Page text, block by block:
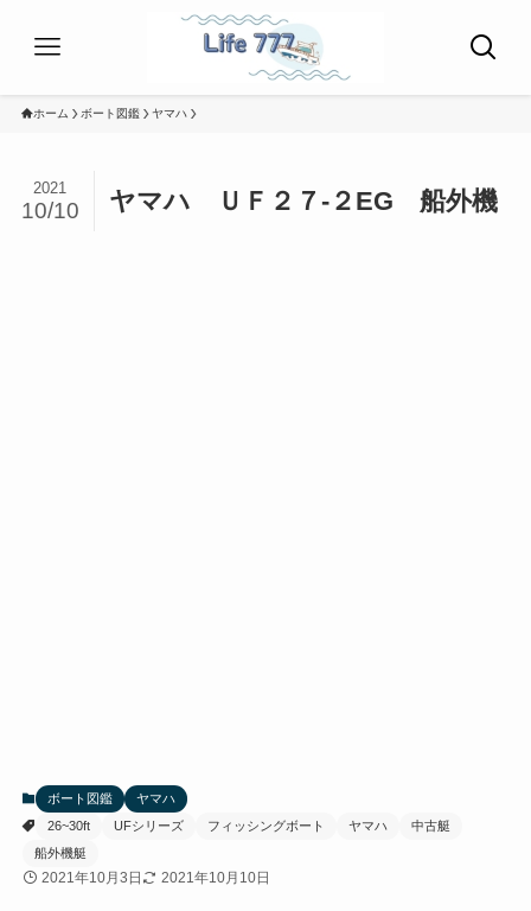
ホーム ボート図鑑 ヤマハ
ヤマハ ＵＦ２７-２EG 船外機
2021
10/10
ボート図鑑
ヤマハ
26~30ft
UFシリーズ フィッシングボート ヤマハ
中古艇
船外機艇
2021年10月3日 2021年10月10日